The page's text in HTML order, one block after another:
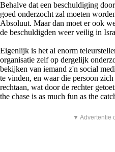
Behalve dat een beschuldiging
goed onderzocht zal moeten
Absoluut. Maar dan moet er ook
de beschuldigden weer veilig in
Eigenlijk is het al enorm
organisatie zelf op dergelijk
bekijken van iemand z'n social
te vinden, en waar die persoon
rechtaan, wat door de rechter
the chase is as much fun as the
▼ Advertentie